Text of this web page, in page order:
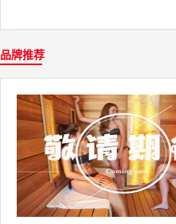
品牌推荐